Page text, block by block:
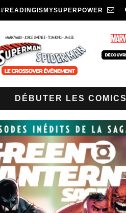
#READINGISMYSUPERPOWER
DÉBUTER LES COMICS